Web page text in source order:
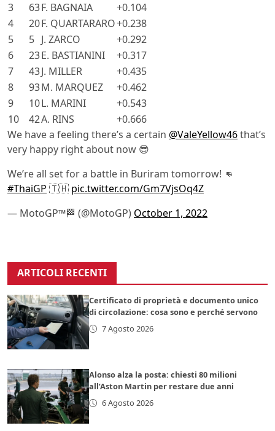
3
63F. BAGNAIA
+0.104
4
20F. QUARTARARO+0.238
5
5 J. ZARCO
+0.292
6
23E. BASTIANINI
+0.317
7
43J. MILLER
+0.435
8
93M. MARQUEZ
+0.462
9
10L. MARINI
+0.543
10
42A. RINS
+0.666
We have a feeling there’s a certain @ValeYellow46that’s
very happy right about now 😎
We’re all set for a battle in Buriram tomorrow! 👊
#ThaiGP 🇹🇭 pic.twitter.com/Gm7VjsOq4Z
— MotoGP™🏁 (@MotoGP) October 1, 2022
ARTICOLI RECENTI
Certificato di proprietà e documento unico
di circolazione: cosa sono e perché servono
7 Agosto 2026
Alonso alza la posta: chiesti 80 milioni
all’Aston Martin per restare due anni
6 Agosto 2026